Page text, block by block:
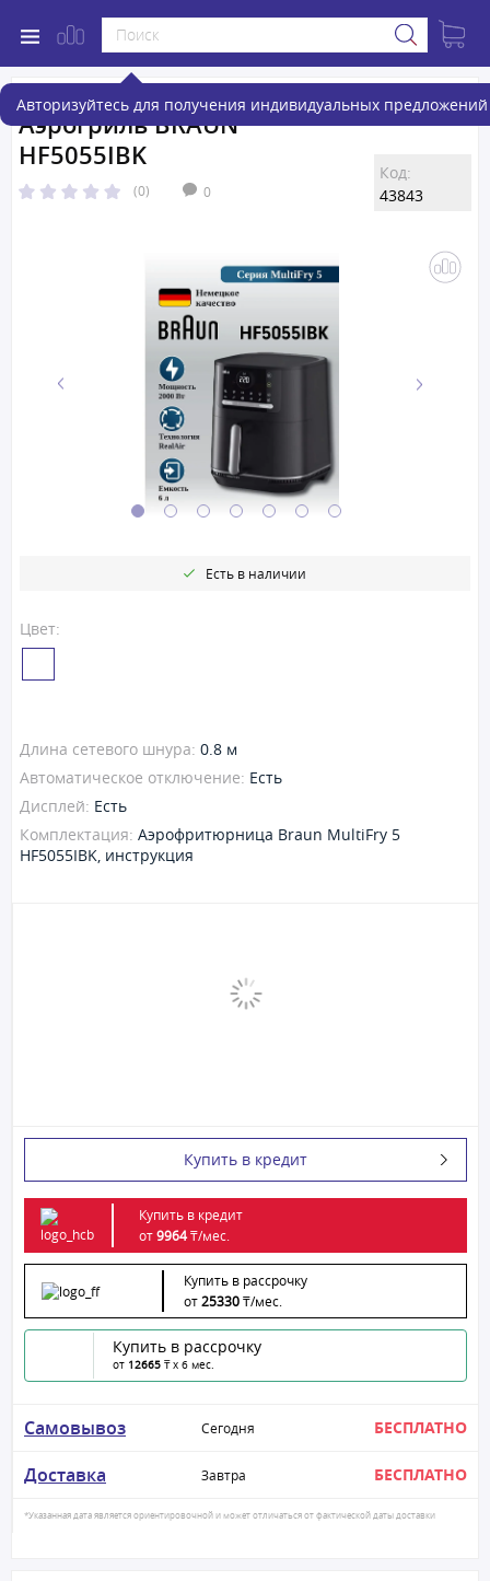
Авторизуйтесь для получения индивидуальных предложений
Аэрогриль BRAUN
HF5055IBK
(0) 0
Код:
43843
Цвет:
Есть в наличии
Длина сетевого шнура: 0.8 м
Автоматическое отключение: Есть
Дисплей: Есть
Комплектация: Аэрофритюрница Braun MultiFry 5
HF5055IBK, инструкция
Купить в кредит
Купить в кредит
от9964₸/мес.
Купить в рассрочку
от25330₸/мес.
Купить в рассрочку
от 12665 ₸ x 6 мес.
Самовывоз Сегодня БЕСПЛАТНО
Доставка Завтра БЕСПЛАТНО
*Указанная дата является ориентировочной и может отличаться от фактической даты доставки